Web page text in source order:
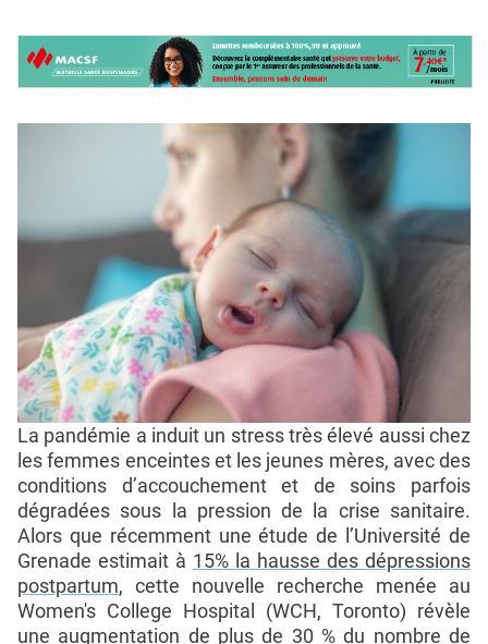
La pandémie a induit un stress très élevé aussi chez
les femmes enceintes et les jeunes mères, avec des
conditions d’accouchement et de soins parfois
dégradées sous la pression de la crise sanitaire.
Alors que récemment une étude de l’Université de
Grenade estimait à 15% la hausse des dépressions
postpartum, cette nouvelle recherche menée au
Women's College Hospital (WCH, Toronto) révèle
une augmentation de plus de 30 % du nombre de